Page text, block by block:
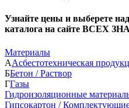
Узнайте цены и выберете
каталога на сайте ВСЕХ
Материалы
ААсбестотехническая
ББетон / Раствор
ГГазы
Гидроизоляционные
Гипсокартон /